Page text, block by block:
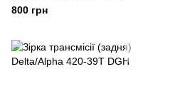
HORZA
800 грн